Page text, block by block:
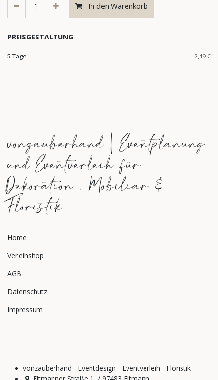
In den Warenkorb
PREISGESTALTUNG
5 Tage 2,49 €
vonzauberhand | Eventplanung
und Eventverleih für
Dekoration , Mobiliar &
Floristik
Home
Verleihshop
AGB
Datenschutz
Impressum
vonzauberhand - Eventdesign - Eventverleih - Floristik